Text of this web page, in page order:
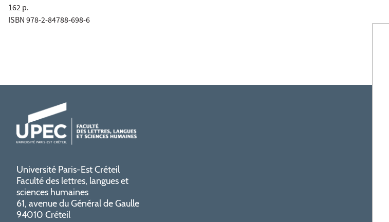
162 p.
ISBN 978-2-84788-698-6
Université Paris-Est Créteil
Faculté des lettres, langues et
sciences humaines
61, avenue du Général de Gaulle
94010 Créteil